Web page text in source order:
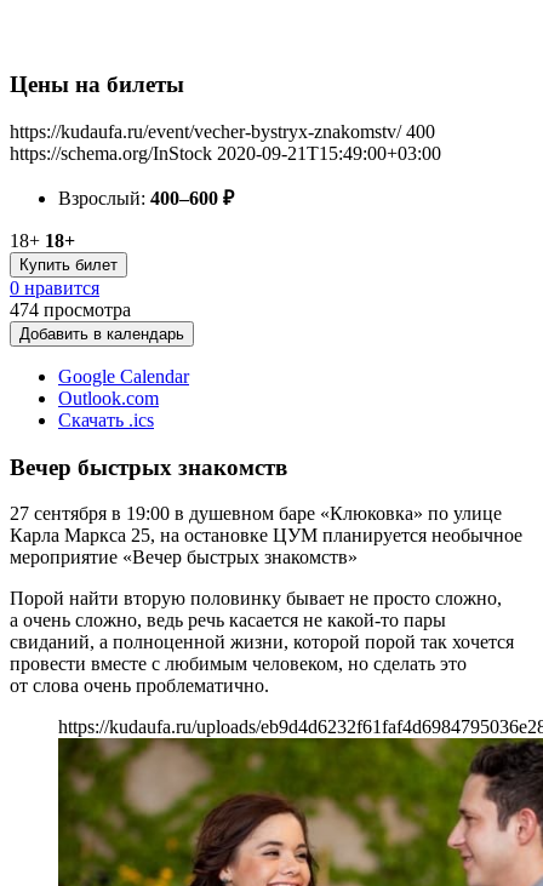
Цены на билеты
https://kudaufa.ru/event/vecher-bystryx-znakomstv/ 400
https://schema.org/InStock 2020-09-21T15:49:00+03:00
Взрослый: 400–600 ₽
18+ 18+
Купить билет
0 нравится
474 просмотра
Добавить в календарь
Google Calendar
Outlook.com
Скачать .ics
Вечер быстрых знакомств
27 сентября в 19:00 в душевном баре «Клюковка» по улице
Карла Маркса 25, на остановке ЦУМ планируется необычное
мероприятие «Вечер быстрых знакомств»
Порой найти вторую половинку бывает не просто сложно,
а очень сложно, ведь речь касается не какой-то пары
свиданий, а полноценной жизни, которой порой так хочется
провести вместе с любимым человеком, но сделать это
от слова очень проблематично.
https://kudaufa.ru/uploads/